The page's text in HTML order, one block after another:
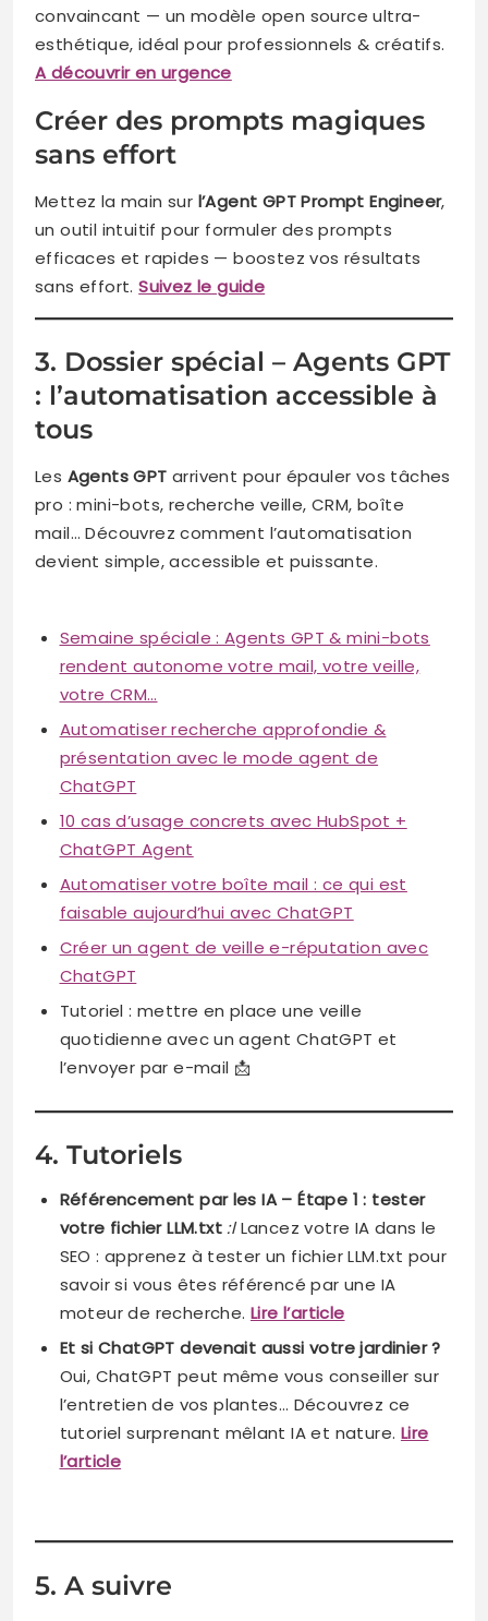
convaincant — un modèle open source ultra-
esthétique, idéal pour professionnels & créatifs.
A découvrir en urgence
Créer des prompts magiques
sans effort
Mettez la main sur l’Agent GPT Prompt Engineer,
un outil intuitif pour formuler des prompts
efficaces et rapides — boostez vos résultats
sans effort.Suivez le guide
3. Dossier spécial – Agents GPT
: l’automatisation accessible à
tous
Les Agents GPT arrivent pour épauler vos tâches
pro : mini-bots, recherche veille, CRM, boîte
mail… Découvrez comment l’automatisation
devient simple, accessible et puissante.
Semaine spéciale : Agents GPT & mini-bots
rendent autonome votre mail, votre veille,
votre CRM…
Automatiser recherche approfondie &
présentation avec le mode agent de
ChatGPT
10 cas d’usage concrets avec HubSpot +
ChatGPT Agent
Automatiser votre boîte mail : ce qui est
faisable aujourd’hui avec ChatGPT
Créer un agent de veille e-réputation avec
ChatGPT
Tutoriel : mettre en place une veille
quotidienne avec un agent ChatGPT et
l’envoyer par e-mail 📩
4. Tutoriels
Référencement par les IA – Étape 1 : tester
votre fichier LLM.txt :lLancez votre IA dans le
SEO : apprenez à tester un fichier LLM.txt pour
savoir si vous êtes référencé par une IA
moteur de recherche. Lire l’article
Et si ChatGPT devenait aussi votre jardinier ?
Oui, ChatGPT peut même vous conseiller sur
l’entretien de vos plantes… Découvrez ce
tutoriel surprenant mêlant IA et nature. Lire
l’article
5. A suivre